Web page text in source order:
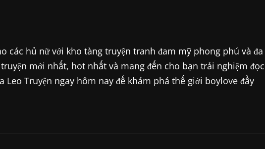
các hủ nữ với kho tàng truyện tranh đam mỹ phong phú và đa
mới nhất, hot nhất và mang đến cho bạn trải nghiệm đọc
Truyện ngay hôm nay để khám phá thế giới boylove đầy